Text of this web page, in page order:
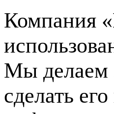
Компания
Мы делаем
сделать